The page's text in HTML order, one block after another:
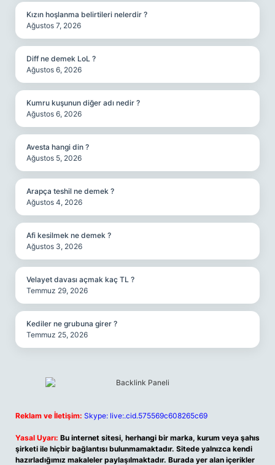
Kızın hoşlanma belirtileri nelerdir ?
Ağustos 7, 2026
Diff ne demek LoL ?
Ağustos 6, 2026
Kumru kuşunun diğer adı nedir ?
Ağustos 6, 2026
Avesta hangi din ?
Ağustos 5, 2026
Arapça teshil ne demek ?
Ağustos 4, 2026
Afi kesilmek ne demek ?
Ağustos 3, 2026
Velayet davası açmak kaç TL ?
Temmuz 29, 2026
Kediler ne grubuna girer ?
Temmuz 25, 2026
Reklam ve İletişim: Skype: live:.cid.575569c608265c69
Yasal Uyarı: Bu internet sitesi, herhangi bir marka, kurum veya şahıs
şirketi ile hiçbir bağlantısı bulunmamaktadır. Sitede yalnızca kendi
hazırladığımız makaleler paylaşılmaktadır. Burada yer alan içerikler